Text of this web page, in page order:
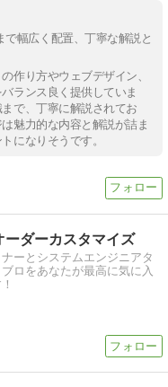
幅広く配置、丁寧な解説と
作り方やウェブデザイン、
ランス良く提供していま
で、丁寧に解説されてお
魅力的な内容と解説が詰ま
になりそうです。
ーダーカスタマイズ
ーとシステムエンジニアタ
ロをあなたが最高に気に入